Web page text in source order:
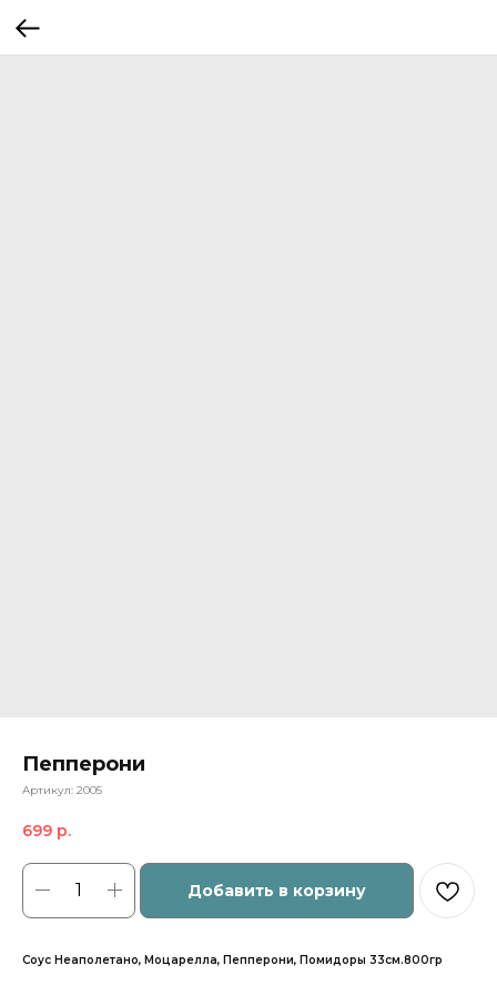
Пепперони
Артикул: 2005
699 р.
Добавить в корзину
Соус Неаполетано, Моцарелла, Пепперони, Помидоры 33см.800гр